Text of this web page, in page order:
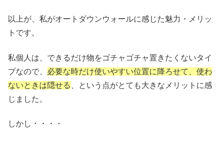
以上が、私がオートダウンウォールに感じた魅力・メリッ
トです。
私個人は、できるだけ物をゴチャゴチャ置きたくないタイ
プなので、 必要な時だけ使いやすい位置に降ろせて、使わ
ないときは隠せる
、という点がとても大きなメリットに感
じました。
しかし・・・・